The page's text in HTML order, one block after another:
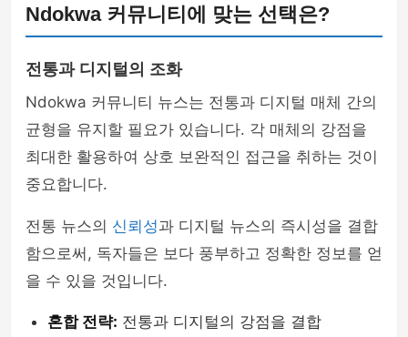
Ndokwa 커뮤니티에 맞는 선택은?
전통과 디지털의 조화
Ndokwa 커뮤니티 뉴스는 전통과 디지털 매체 간의
균형을 유지할 필요가 있습니다. 각 매체의 강점을
최대한 활용하여 상호 보완적인 접근을 취하는 것이
중요합니다.
전통 뉴스의 신뢰성과 디지털 뉴스의 즉시성을 결합
함으로써, 독자들은 보다 풍부하고 정확한 정보를 얻
을 수 있을 것입니다.
혼합 전략: 전통과 디지털의 강점을 결합